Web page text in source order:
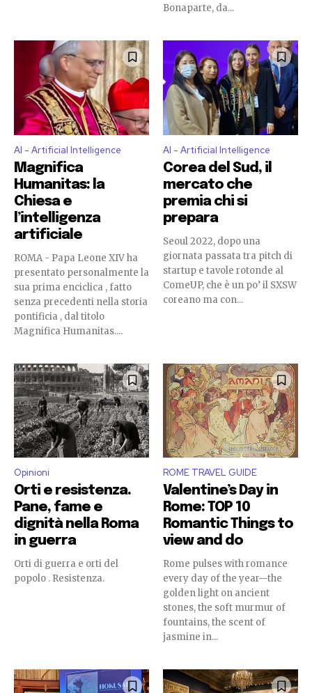
Bonaparte, da...
AI - Artificial Intelligence
Magnifica
Humanitas: la
Chiesa e
l’intelligenza
artificiale
ROMA - Papa Leone XIV ha
presentato personalmente la
sua prima enciclica , fatto
senza precedenti nella storia
pontificia , dal titolo
Magnifica Humanitas....
AI - Artificial Intelligence
Corea del Sud, il
mercato che
premia chi si
prepara
Seoul 2022, dopo una
giornata passata tra pitch di
startup e tavole rotonde al
ComeUP, che è un po’ il SXSW
coreano ma con...
Opinioni
Orti e resistenza.
Pane, fame e
dignità nella Roma
in guerra
Orti di guerra e orti del
popolo . Resistenza.
ROME TRAVEL GUIDE
Valentine’s Day in
Rome: TOP 10
Romantic Things to
view and do
Rome pulses with romance
every day of the year—the
golden light on ancient
stones, the soft murmur of
fountains, the scent of
jasmine in...